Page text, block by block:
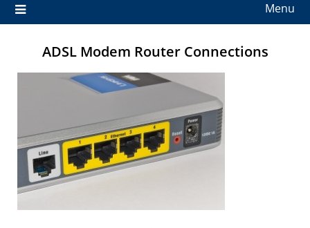
Menu
ADSL Modem Router Connections